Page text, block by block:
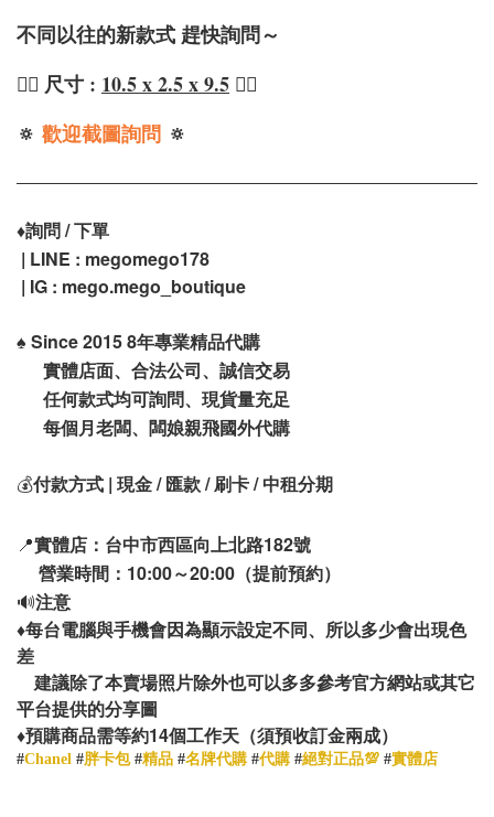
不同以往的新款式 趕快詢問～
❤️‍🔥 尺寸 : 10.5 x 2.5 x 9.5 ❤️‍🔥
🔅 歡迎截圖詢問 🔅
♦️詢問 / 下單
| LINE : megomego178
| IG : mego.mego_boutique
♠️ Since 2015 8年專業精品代購
實體店面、合法公司、誠信交易
任何款式均可詢問、現貨量充足
每個月老闆、闆娘親飛國外代購
💰付款方式 | 現金 / 匯款 / 刷卡 / 中租分期
📍實體店：台中市西區向上北路182號
營業時間：10:00～20:00（提前預約）
🔊注意
♦️每台電腦與手機會因為顯示設定不同、所以多少會出現色
差
建議除了本賣場照片除外也可以多多參考官方網站或其它
平台提供的分享圖
♦️預購商品需等約14個工作天（須預收訂金兩成）
#Chanel #胖卡包#精品 #名牌代購 #代購 #絕對正品💯 #實體店